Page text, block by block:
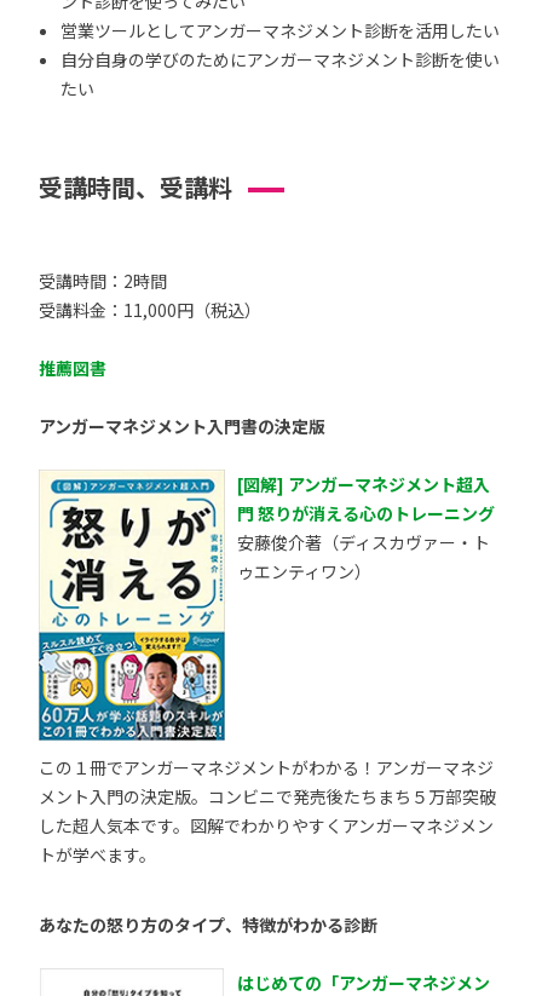
営業ツールとしてアンガーマネジメント診断を活用したい
自分自身の学びのためにアンガーマネジメント診断を使い
たい
受講時間、受講料
受講時間：2時間
受講料金：11,000円（税込）
推薦図書
アンガーマネジメント入門書の決定版
[図解] アンガーマネジメント超入
門 怒りが消える心のトレーニング
安藤俊介著（ディスカヴァー・ト
ゥエンティワン）
この１冊でアンガーマネジメントがわかる！アンガーマネジ
メント入門の決定版。コンビニで発売後たちまち５万部突破
した超人気本です。図解でわかりやすくアンガーマネジメン
トが学べます。
あなたの怒り方のタイプ、特徴がわかる診断
はじめての「アンガーマネジメン